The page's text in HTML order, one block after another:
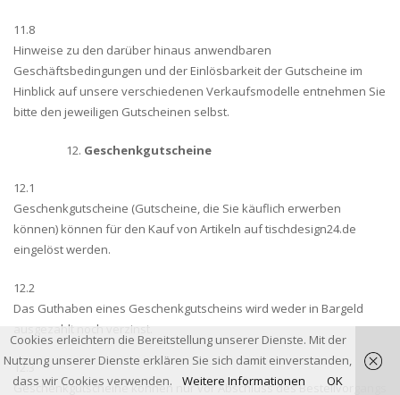
11.8
Hinweise zu den darüber hinaus anwendbaren
Geschäftsbedingungen und der Einlösbarkeit der Gutscheine im
Hinblick auf unsere verschiedenen Verkaufsmodelle entnehmen Sie
bitte den jeweiligen Gutscheinen selbst.
Geschenkgutscheine
12.1
Geschenkgutscheine (Gutscheine, die Sie käuflich erwerben
können) können für den Kauf von Artikeln auf tischdesign24.de
eingelöst werden.
12.2
Das Guthaben eines Geschenkgutscheins wird weder in Bargeld
ausgezahlt noch verzinst.
12.3
Geschenkgutscheine können nur vor Abschluss des Bestellvorgangs
Cookies erleichtern die Bereitstellung unserer Dienste. Mit der
Nutzung unserer Dienste erklären Sie sich damit einverstanden,
dass wir Cookies verwenden.
Weitere Informationen OK